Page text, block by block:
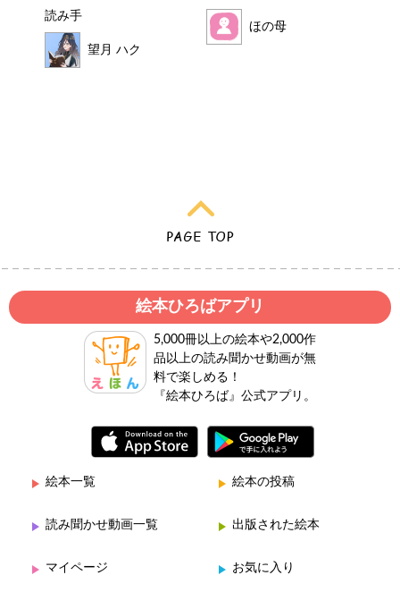
読み手
望月 ハク
ほの母
絵本ひろばアプリ
5,000冊以上の絵本や2,000作
品以上の読み聞かせ動画が無
料で楽しめる！
『絵本ひろば』公式アプリ。
絵本一覧 絵本の投稿
読み聞かせ動画一覧 出版された絵本
マイページ お気に入り